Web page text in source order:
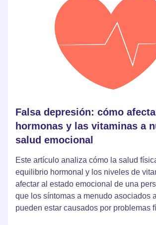
Falsa depresión: cómo
hormonas y las vitaminas a
salud emocional
Este artículo analiza cómo la salud
equilibrio hormonal y los niveles de
afectar al estado emocional de una
que los síntomas a menudo asociados
pueden estar causados por problemas